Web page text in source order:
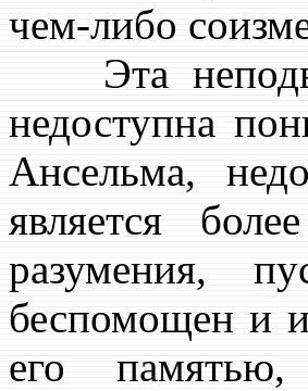
чем-либо
Эта
недоступна
Ансельма,
является
разумения,
беспомощен и
его